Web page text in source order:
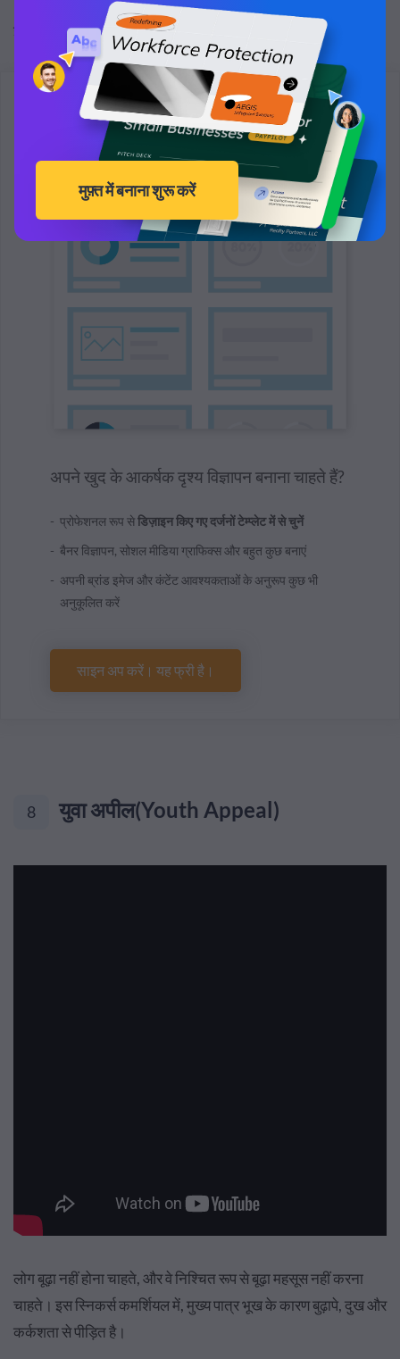
Namath ने Pantyhose का समर्थनकैसे किया, जिसका उन्होंने
इस्तेमाल नहीं किया।
अपने खुद के आकर्षक दृश्य विज्ञापन बनाना चाहते हैं?
प्रोफेशनल रूप सेडिज़ाइन किए गए दर्जनों टेम्प्लेट में से चुनें
बैनर विज्ञापन, सोशल मीडिया ग्राफिक्स और बहुत कुछ बनाएं
अपनी ब्रांड इमेज और कंटेंट आवश्यकताओं के अनुरूप कुछ भी
अनुकूलित करें
साइन अप करें। यह फ्री है।
8 युवा अपील(Youth Appeal)
लोग बूढ़ा नहीं होना चाहते, और वे निश्चित रूप से बूढ़ा महसूस नहीं करना
चाहते। इस स्निकर्स कमर्शियल में, मुख्य पात्र भूख के कारण बुढ़ापे, दुख और
कर्कशता से पीड़ित है।